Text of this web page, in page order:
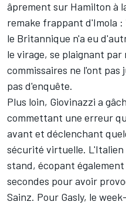
âprement sur Hamilton à
remake frappant d'Imola
le Britannique n'a eu
le virage, se plaignant
commissaires ne l'ont pas
pas d'enquête.
Plus loin, Giovinazzi a
commettant une erreur
avant et déclenchant
sécurité virtuelle.
stand, écopant
secondes pour avoir
Sainz. Pour Gasly, le